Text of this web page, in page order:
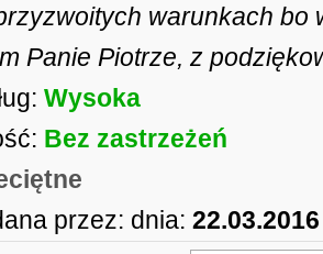
warunkach bo
Panie Piotrze, z
Wysoka
Bez zastrzeżeń
przez: dnia: